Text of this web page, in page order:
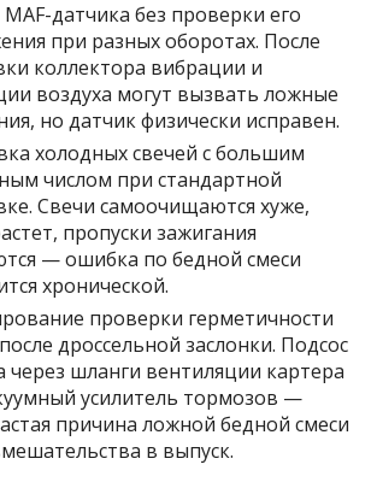
датчика без проверки его
при разных оборотах. После
коллектора вибрации и
воздуха могут вызвать ложные
но датчик физически исправен.
холодных свечей с большим
числом при стандартной
Свечи самоочищаются хуже,
пропуски зажигания
— ошибка по бедной смеси
хронической.
проверки герметичности
дроссельной заслонки. Подсос
через шланги вентиляции картера
усилитель тормозов —
причина ложной бедной смеси
в выпуск.